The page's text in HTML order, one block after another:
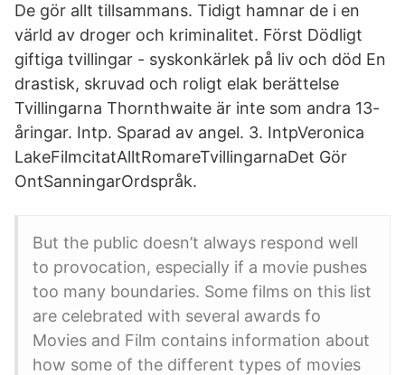
De gör allt tillsammans. Tidigt hamnar de i en
värld av droger och kriminalitet. Först Dödligt
giftiga tvillingar - syskonkärlek på liv och död En
drastisk, skruvad och roligt elak berättelse
Tvillingarna Thornthwaite är inte som andra 13-
åringar. Intp. Sparad av angel. 3. IntpVeronica
LakeFilmcitatAlltRomareTvillingarnaDet Gör
OntSanningarOrdspråk.
But the public doesn’t always respond well
to provocation, especially if a movie pushes
too many boundaries. Some films on this list
are celebrated with several awards fo
Movies and Film contains information about
how some of the different types of movies